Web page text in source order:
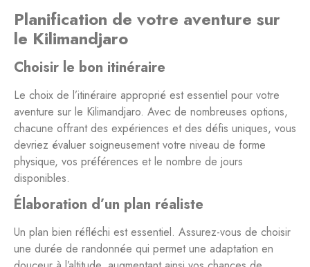
Planification de votre aventure sur
le Kilimandjaro
Choisir le bon itinéraire
Le choix de l’itinéraire approprié est essentiel pour votre
aventure sur le Kilimandjaro. Avec de nombreuses options,
chacune offrant des expériences et des défis uniques, vous
devriez évaluer soigneusement votre niveau de forme
physique, vos préférences et le nombre de jours
disponibles.
Élaboration d’un plan réaliste
Un plan bien réfléchi est essentiel. Assurez-vous de choisir
une durée de randonnée qui permet une adaptation en